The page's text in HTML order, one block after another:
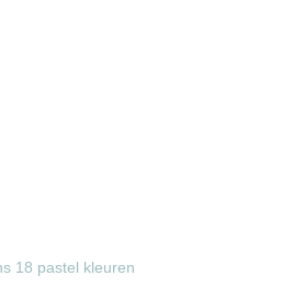
18 pastel kleuren